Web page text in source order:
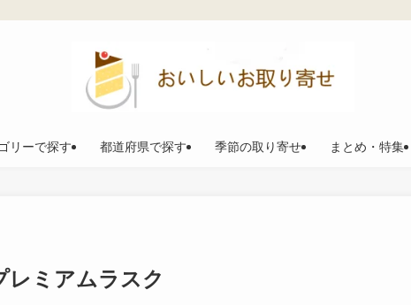
リーで探す 都道府県で探す 季節の取り寄せ まとめ・特集
レミアムラスク